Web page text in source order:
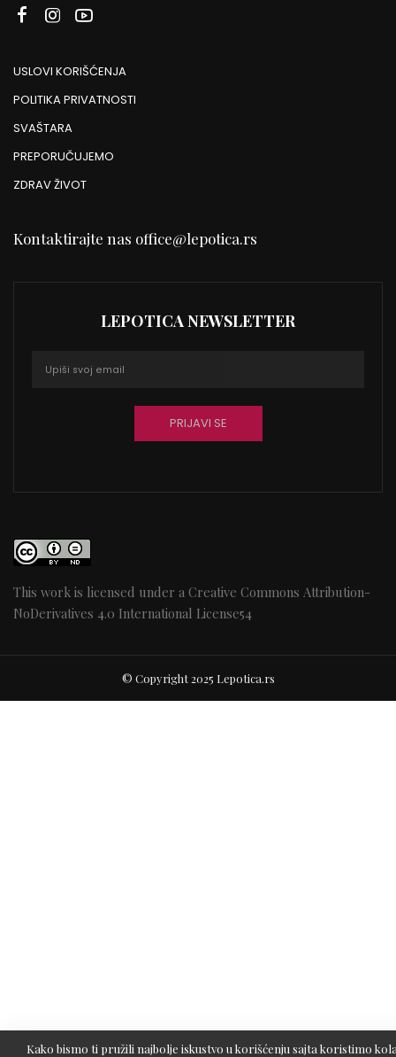
USLOVI KORIŠĆENJA
POLITIKA PRIVATNOSTI
SVAŠTARA
PREPORUČUJEMO
ZDRAV ŽIVOT
Kontaktirajte nas office@lepotica.rs
LEPOTICA NEWSLETTER
This work is licensed under a Creative Commons Attribution-
NoDerivatives 4.0 International License54
© Copyright 2025 Lepotica.rs
Kako bismo ti pružili najbolje iskustvo u korišćenju sajta koristimo